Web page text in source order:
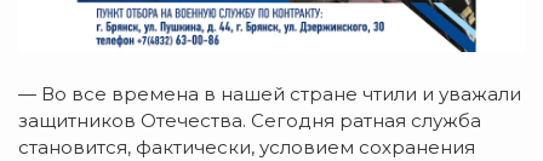
— Во все времена в нашей стране чтили и уважали
защитников Отечества. Сегодня ратная служба
становится, фактически, условием сохранения